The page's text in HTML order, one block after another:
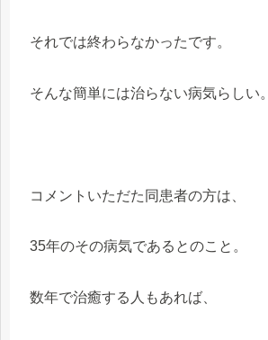
それでは終わらなかったです。
そんな簡単には治らない病気らしい。
コメントいただた同患者の方は、
35年のその病気であるとのこと。
数年で治癒する人もあれば、